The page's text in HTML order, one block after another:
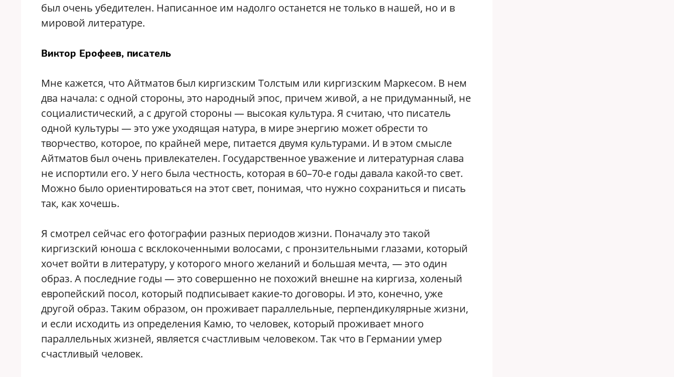
был очень убедителен. Написанное им надолго останется не только в нашей, но и в
мировой литературе.
Виктор Ерофеев, писатель
Мне кажется, что Айтматов был киргизским Толстым или киргизским Маркесом. В нем
два начала: с одной стороны, это народный эпос, причем живой, а не придуманный, не
социалистический, а с другой стороны — высокая культура. Я считаю, что писатель
одной культуры — это уже уходящая натура, в мире энергию может обрести то
творчество, которое, по крайней мере, питается двумя культурами. И в этом смысле
Айтматов был очень привлекателен. Государственное уважение и литературная слава
не испортили его. У него была честность, которая в 60–70-е годы давала какой-то свет.
Можно было ориентироваться на этот свет, понимая, что нужно сохраниться и писать
так, как хочешь.
Я смотрел сейчас его фотографии разных периодов жизни. Поначалу это такой
киргизский юноша с всклокоченными волосами, с пронзительными глазами, который
хочет войти в литературу, у которого много желаний и большая мечта, — это один
образ. А последние годы — это совершенно не похожий внешне на киргиза, холеный
европейский посол, который подписывает какие-то договоры. И это, конечно, уже
другой образ. Таким образом, он проживает параллельные, перпендикулярные жизни,
и если исходить из определения Камю, то человек, который проживает много
параллельных жизней, является счастливым человеком. Так что в Германии умер
счастливый человек.